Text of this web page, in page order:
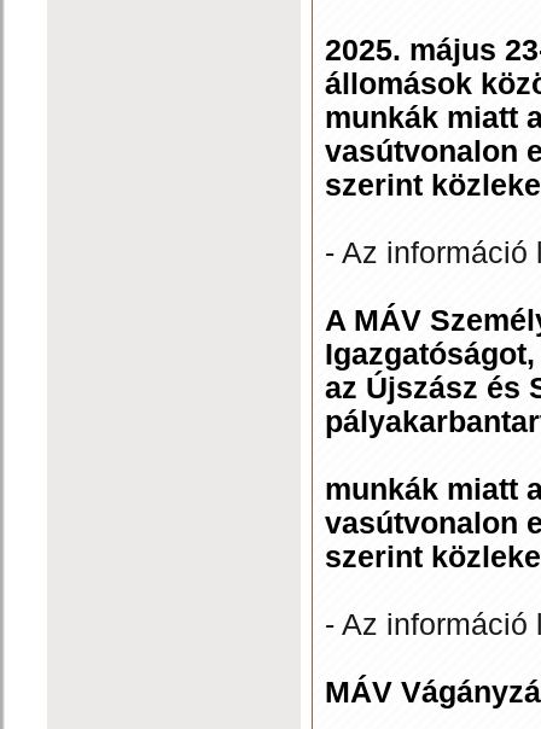
2025. május
állomások
munkák miatt
vasútvonalon
szerint
- Az információ
A MÁV
az Újszász és
munkák miatt
vasútvonalon
szerint
- Az információ
MÁV